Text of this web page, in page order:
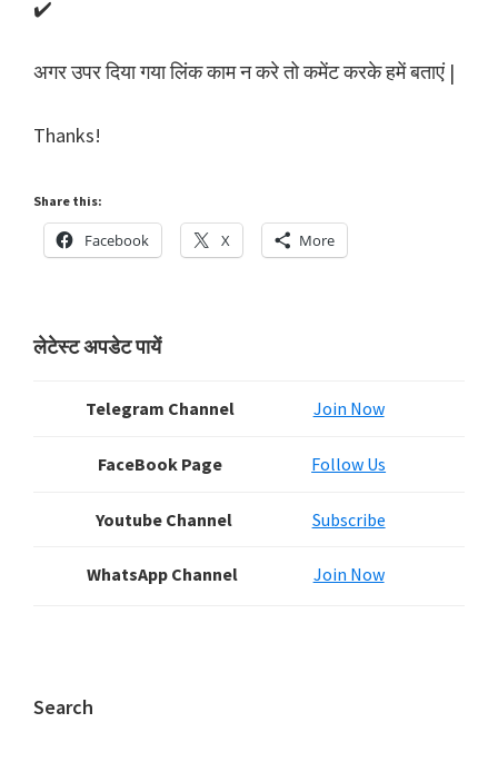
✔️
अगर उपर दिया गया लिंक काम न करे तो कमेंट करके हमें बताएं |
Thanks!
Share this:
Facebook X More
Primary
लेटेस्ट अपडेट पायें
Telegram Channel Join Now
FaceBook Page Follow Us
Youtube Channel Subscribe
WhatsApp Channel Join Now
Search